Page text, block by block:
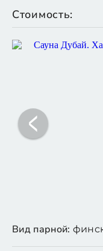
Стоимость:
Вид парной: